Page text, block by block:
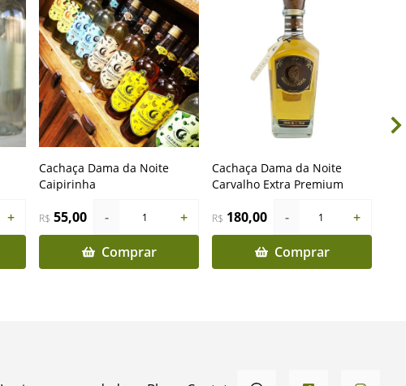
+
Cachaça Dama da Noite
Caipirinha
R$ 55,00 - 1
+
Comprar
Cachaça Dama da Noite
Carvalho Extra Premium
R$ 180,00 - 1
+
Comprar